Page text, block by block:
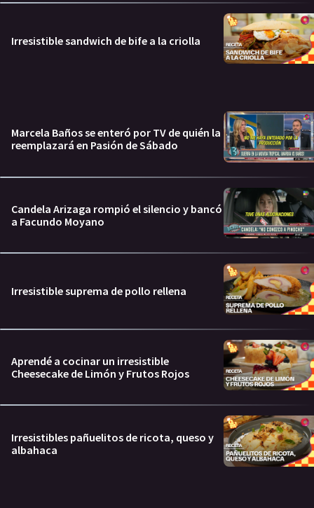
Irresistible sandwich de bife a la criolla
Marcela Baños se enteró por TV de quién la
reemplazará en Pasión de Sábado
Candela Arizaga rompió el silencio y bancó
a Facundo Moyano
Irresistible suprema de pollo rellena
Aprendé a cocinar un irresistible
Cheesecake de Limón y Frutos Rojos
Irresistibles pañuelitos de ricota, queso y
albahaca